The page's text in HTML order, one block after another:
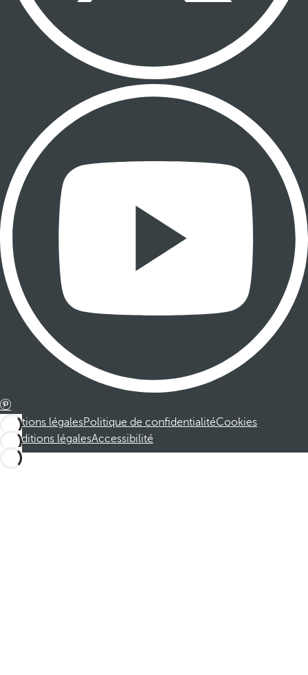
Mentions légalesPolitique de confidentialitéCookies
Conditions légalesAccessibilité